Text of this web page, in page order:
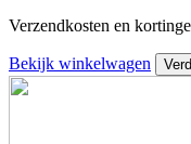
Verzendkosten en
Bekijk winkelwagen